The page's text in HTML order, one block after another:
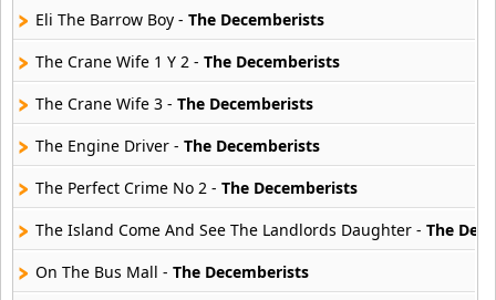
Banane Metalik
26 músicas online
16 músicas online
Beady Eye
16 músicas online
Bee Gees
29 músicas online
Eli The Barrow Boy - The Decemberists
The Crane Wife 1 Y 2 - The Decemberists
The Crane Wife 3 - The Decemberists
The Engine Driver - The Decemberists
The Perfect Crime No 2 - The Decemberists
The Island Come And See The Landlords Daughter - The
On The Bus Mall - The Decemberists